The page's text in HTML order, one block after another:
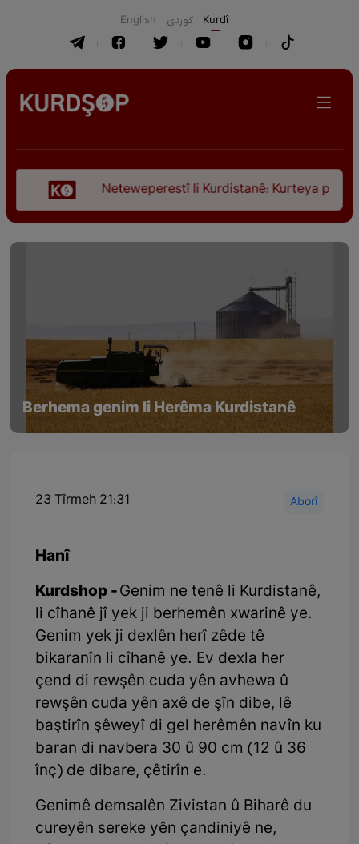
English كوردی Kurdî
Neteweperestî li Kurdistanê: Kurteya pêşveçûna
Berhema genim li Herêma Kurdistanê
23 Tîrmeh 21:31 Aborî
Hanî
Kurdshop -Genim ne tenê li Kurdistanê,
li cîhanê jî yek ji berhemên xwarinê ye.
Genim yek ji dexlên herî zêde tê
bikaranîn li cîhanê ye. Ev dexla her
çend di rewşên cuda yên avhewa û
rewşên cuda yên axê de şîn dibe, lê
baştirîn şêweyî di gel herêmên navîn ku
baran di navbera 30 û 90 cm (12 û 36
înç) de dibare, çêtirîn e.
Genimê demsalên Zivistan û Biharê du
cureyên sereke yên çandiniyê ne,